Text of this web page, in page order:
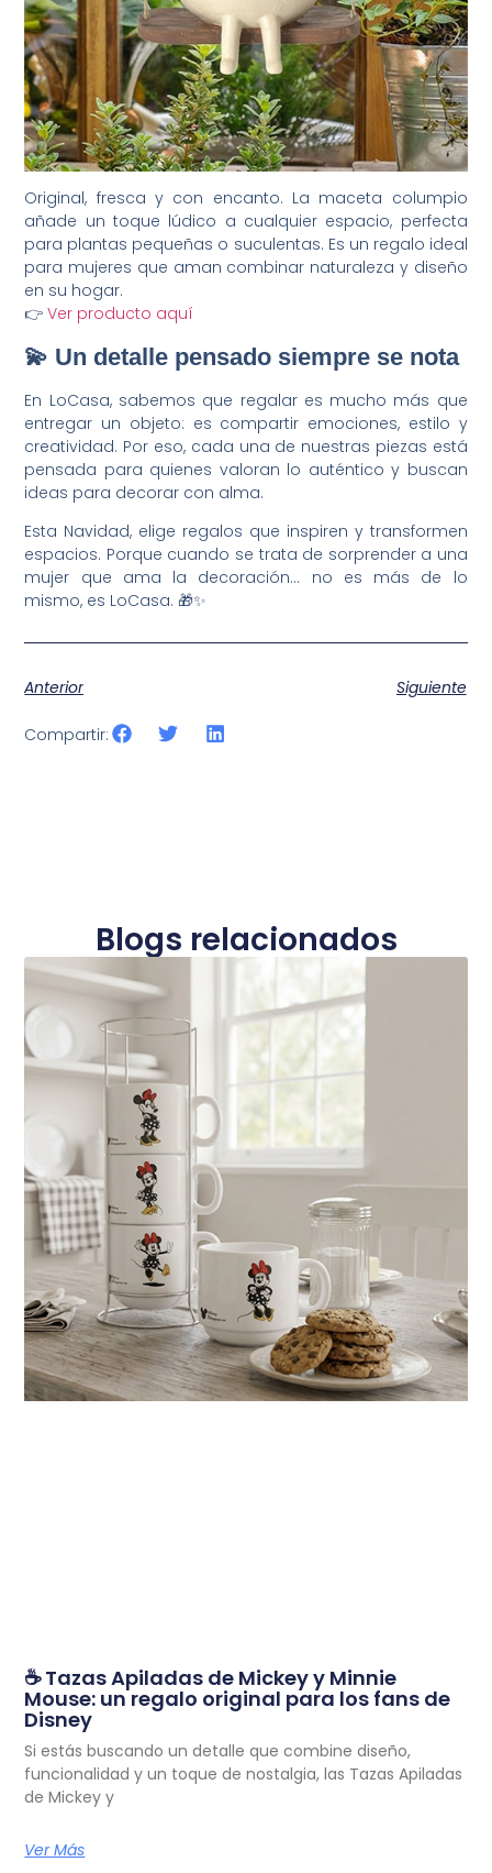
Original, fresca y con encanto. La maceta columpio
añade un toque lúdico a cualquier espacio, perfecta
para plantas pequeñas o suculentas. Es un regalo ideal
para mujeres que aman combinar naturaleza y diseño
en su hogar.
👉Ver producto aquí
💫 Un detalle pensado siempre se nota
En LoCasa, sabemos que regalar es mucho más que
entregar un objeto: es compartir emociones, estilo y
creatividad. Por eso, cada una de nuestras piezas está
pensada para quienes valoran lo auténtico y buscan
ideas para decorar con alma.
Esta Navidad, elige regalos que inspiren y transformen
espacios. Porque cuando se trata de sorprender a una
mujer que ama la decoración… no es más de lo
mismo, es LoCasa. 🎁✨
Anterior Siguiente
Compartir:
Blogs relacionados
☕ Tazas Apiladas de Mickey y Minnie
Mouse: un regalo original para los fans de
Disney
Si estás buscando un detalle que combine diseño,
funcionalidad y un toque de nostalgia, las Tazas Apiladas
de Mickey y
Ver Más